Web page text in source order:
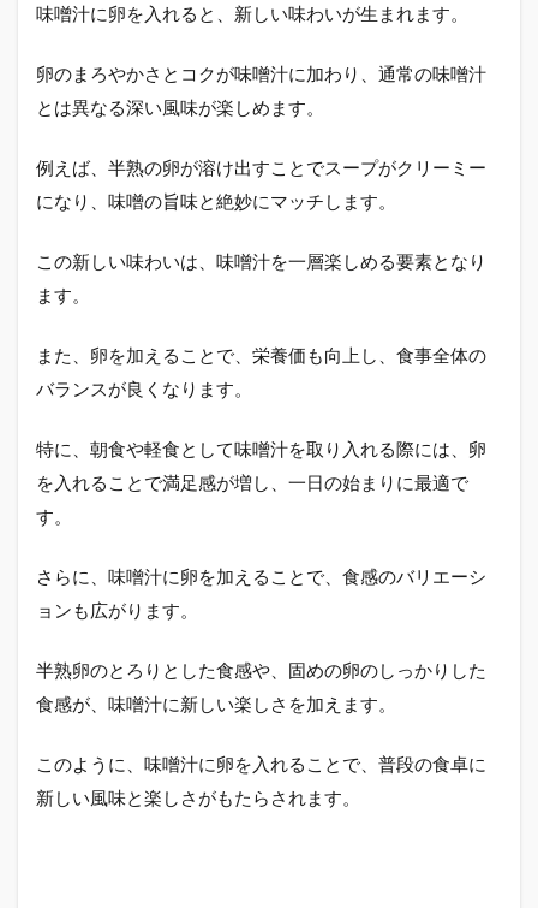
味噌汁に卵を入れると、新しい味わいが生まれます。
卵のまろやかさとコクが味噌汁に加わり、通常の味噌汁
とは異なる深い風味が楽しめます。
例えば、半熟の卵が溶け出すことでスープがクリーミー
になり、味噌の旨味と絶妙にマッチします。
この新しい味わいは、味噌汁を一層楽しめる要素となり
ます。
また、卵を加えることで、栄養価も向上し、食事全体の
バランスが良くなります。
特に、朝食や軽食として味噌汁を取り入れる際には、卵
を入れることで満足感が増し、一日の始まりに最適で
す。
さらに、味噌汁に卵を加えることで、食感のバリエーシ
ョンも広がります。
半熟卵のとろりとした食感や、固めの卵のしっかりした
食感が、味噌汁に新しい楽しさを加えます。
このように、味噌汁に卵を入れることで、普段の食卓に
新しい風味と楽しさがもたらされます。